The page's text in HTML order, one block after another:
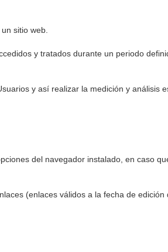
sitio web.
y tratados durante un periodo
y así realizar la medición y análisis
del navegador instalado, en caso
(enlaces válidos a la fecha de edición